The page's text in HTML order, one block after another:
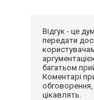
Відгук - це
передати
багатьом
Коментарі
цікавлять.